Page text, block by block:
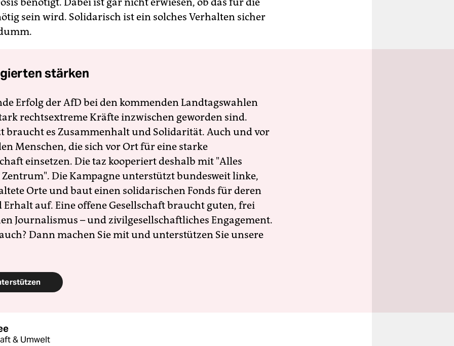
sein wird. Solidarisch ist ein solches Verhalten sicher
stärken
Erfolg der AfD bei den kommenden Landtagswahlen
rechtsextreme Kräfte inzwischen geworden sind.
braucht es Zusammenhalt und Solidarität. Auch und vor
Menschen, die sich vor Ort für eine starke
einsetzen. Die taz kooperiert deshalb mit "Alles
Die Kampagne unterstützt bundesweit linke,
Orte und baut einen solidarischen Fonds für deren
Erhalt auf. Eine offene Gesellschaft braucht guten, frei
Journalismus – und zivilgesellschaftliches Engagement.
Dann machen Sie mit und unterstützen Sie unsere
& Umwelt